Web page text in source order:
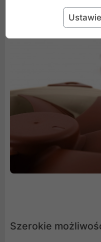
pozwala na to termika.
Szerokie